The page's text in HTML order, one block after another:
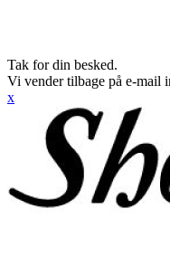
Tak for din besked.
Vi vender tilbage på e-mail
x